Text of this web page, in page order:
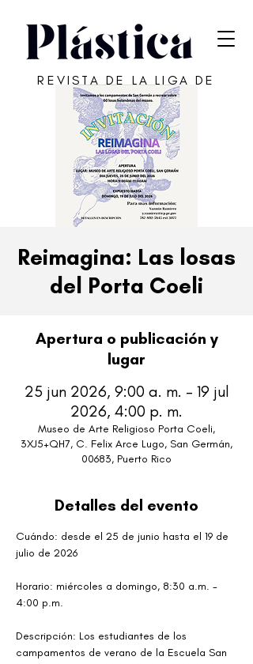
REVISTA DE LA LIGA DE
ARTE DE SAN JUAN
Reimagina: Las losas
del Porta Coeli
Apertura o publicación y
lugar
25 jun 2026, 9:00 a. m. – 19 jul
2026, 4:00 p. m.
Museo de Arte Religioso Porta Coeli,
3XJ5+QH7, C. Felix Arce Lugo, San Germán,
00683, Puerto Rico
Detalles del evento
Cuándo: desde el 25 de junio hasta el 19 de
julio de 2026
Horario: miércoles a domingo, 8:30 a.m. -
4:00 p.m.
Descripción: Los estudiantes de los
campamentos de verano de la Escuela San